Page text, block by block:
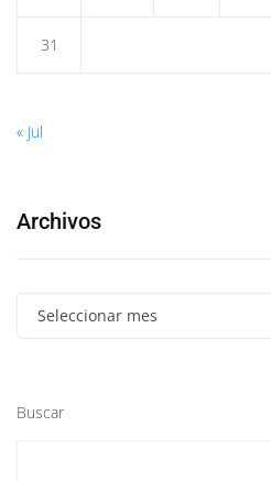
31
« Jul
Archivos
Seleccionar mes
Buscar